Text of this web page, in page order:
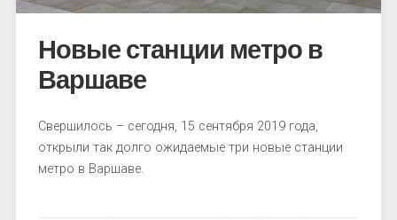
Новые станции метро в
Варшаве
Свершилось – сегодня, 15 сентября 2019 года,
открыли так долго ожидаемые три новые станции
метро в Варшаве.